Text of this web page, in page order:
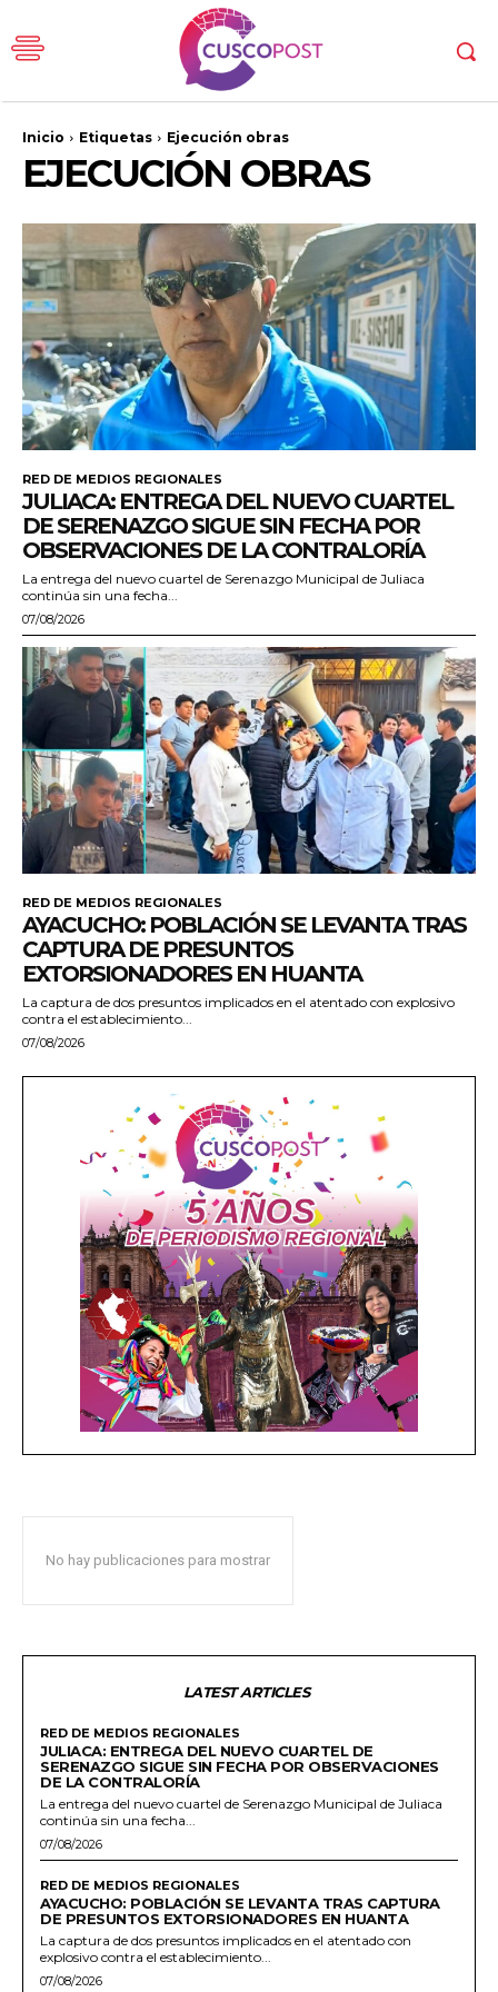
Inicio Etiquetas Ejecución obras
EJECUCIÓN OBRAS
RED DE MEDIOS REGIONALES
JULIACA: ENTREGA DEL NUEVO CUARTEL
DE SERENAZGO SIGUE SIN FECHA POR
OBSERVACIONES DE LA CONTRALORÍA
La entrega del nuevo cuartel de Serenazgo Municipal de Juliaca
continúa sin una fecha...
07/08/2026
RED DE MEDIOS REGIONALES
AYACUCHO: POBLACIÓN SE LEVANTA TRAS
CAPTURA DE PRESUNTOS
EXTORSIONADORES EN HUANTA
La captura de dos presuntos implicados en el atentado con explosivo
contra el establecimiento...
07/08/2026
No hay publicaciones para mostrar
LATEST ARTICLES
RED DE MEDIOS REGIONALES
JULIACA: ENTREGA DEL NUEVO CUARTEL DE
SERENAZGO SIGUE SIN FECHA POR OBSERVACIONES
DE LA CONTRALORÍA
La entrega del nuevo cuartel de Serenazgo Municipal de Juliaca
continúa sin una fecha...
07/08/2026
RED DE MEDIOS REGIONALES
AYACUCHO: POBLACIÓN SE LEVANTA TRAS CAPTURA
DE PRESUNTOS EXTORSIONADORES EN HUANTA
La captura de dos presuntos implicados en el atentado con
explosivo contra el establecimiento...
07/08/2026